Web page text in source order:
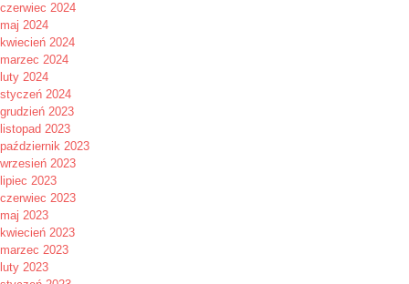
czerwiec 2024
maj 2024
kwiecień 2024
marzec 2024
luty 2024
styczeń 2024
grudzień 2023
listopad 2023
październik 2023
wrzesień 2023
lipiec 2023
czerwiec 2023
maj 2023
kwiecień 2023
marzec 2023
luty 2023